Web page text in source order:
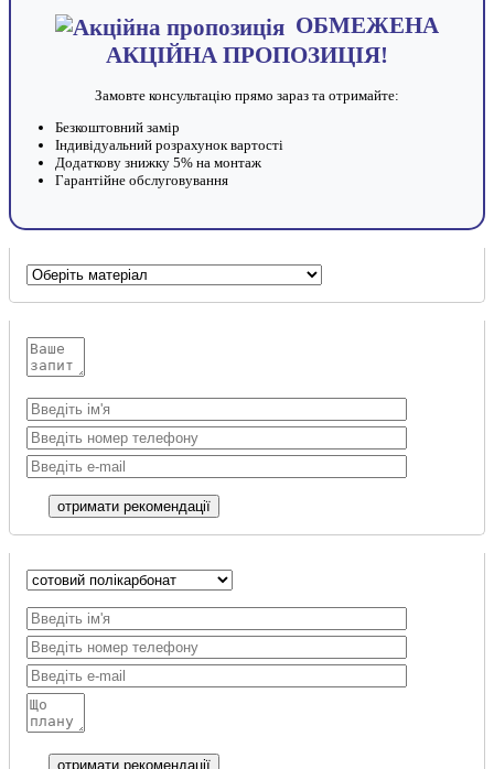
ОБМЕЖЕНА
АКЦІЙНА ПРОПОЗИЦІЯ!
Замовте консультацію прямо зараз та отримайте:
Безкоштовний замір
Індивідуальний розрахунок вартості
Додаткову знижку 5% на монтаж
Гарантійне обслуговування